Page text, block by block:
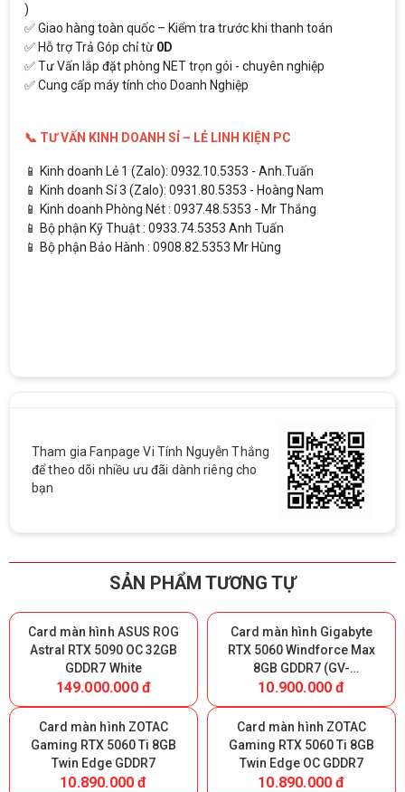
)
✅ Giao hàng toàn quốc – Kiểm tra trước khi thanh toán
✅ Hỗ trợ Trả Góp chỉ từ 0D
✅ Tư Vấn lắp đặt phòng NET trọn gói - chuyên nghiệp
✅ Cung cấp máy tính cho Doanh Nghiệp
📞 TƯ VẤN KINH DOANH SỈ – LẺ LINH KIỆN PC
📱 Kinh doanh Lẻ 1 (Zalo): 0932.10.5353 - Anh.Tuấn
📱 Kinh doanh Sỉ 3 (Zalo): 0931.80.5353 - Hoàng Nam
📱 Kinh doanh Phòng Nét : 0937.48.5353 - Mr Thắng
📱 Bộ phận Kỹ Thuật : 0933.74.5353 Anh Tuấn
📱 Bộ phận Bảo Hành : 0908.82.5353 Mr Hùng
Tham gia Fanpage Vi Tính Nguyễn Thắng
để theo dõi nhiều ưu đãi dành riêng cho
bạn
SẢN PHẨM TƯƠNG TỰ
Card màn hình ASUS ROG
Astral RTX 5090 OC 32GB
GDDR7 White
149.000.000 đ
Card màn hình Gigabyte
RTX 5060 Windforce Max
8GB GDDR7 (GV-
N5060WF2MAX-OC 8GD)
10.900.000 đ
Card màn hình ZOTAC
Gaming RTX 5060 Ti 8GB
Twin Edge GDDR7
10.890.000 đ
Card màn hình ZOTAC
Gaming RTX 5060 Ti 8GB
Twin Edge OC GDDR7
10.890.000 đ